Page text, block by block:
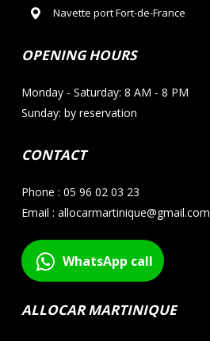
Navette port Fort-de-France
OPENING HOURS
Monday - Saturday: 8 AM - 8 PM
Sunday: by reservation
CONTACT
Phone : 05 96 02 03 23
Email : allocarmartinique@gmail.com
WhatsApp call
ALLOCAR MARTINIQUE